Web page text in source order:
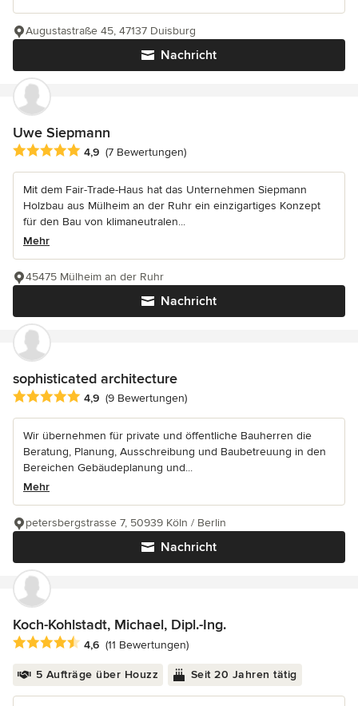
Nachricht
Augustastraße 45, 47137 Duisburg
Uwe Siepmann
Durchschnittliche Bewertung: 4.9 von 5 Sternen
4,9 (7 Bewertungen)
Mit dem Fair-Trade-Haus hat das Unternehmen Siepmann
Holzbau aus Mülheim an der Ruhr ein einzigartiges Konzept
für den Bau von klimaneutralen...
Mehr
Nachricht
45475 Mülheim an der Ruhr
sophisticated architecture
Durchschnittliche Bewertung: 4.9 von 5 Sternen
4,9 (9 Bewertungen)
Wir übernehmen für private und öffentliche Bauherren die
Beratung, Planung, Ausschreibung und Baubetreuung in den
Bereichen Gebäudeplanung und...
Mehr
Nachricht
petersbergstrasse 7, 50939 Köln / Berlin
Koch-Kohlstadt, Michael, Dipl.-Ing.
Durchschnittliche Bewertung: 4.6 von 5 Sternen
4,6 (11 Bewertungen)
5 Aufträge über Houzz Seit 20 Jahren tätig